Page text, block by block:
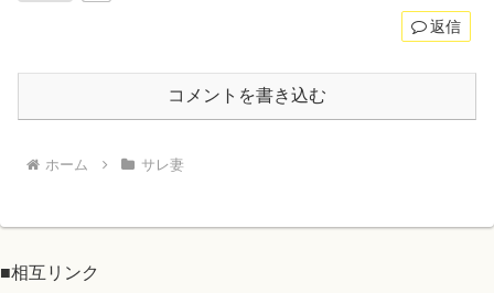
返信
コメントを書き込む
ホーム サレ妻
■相互リンク